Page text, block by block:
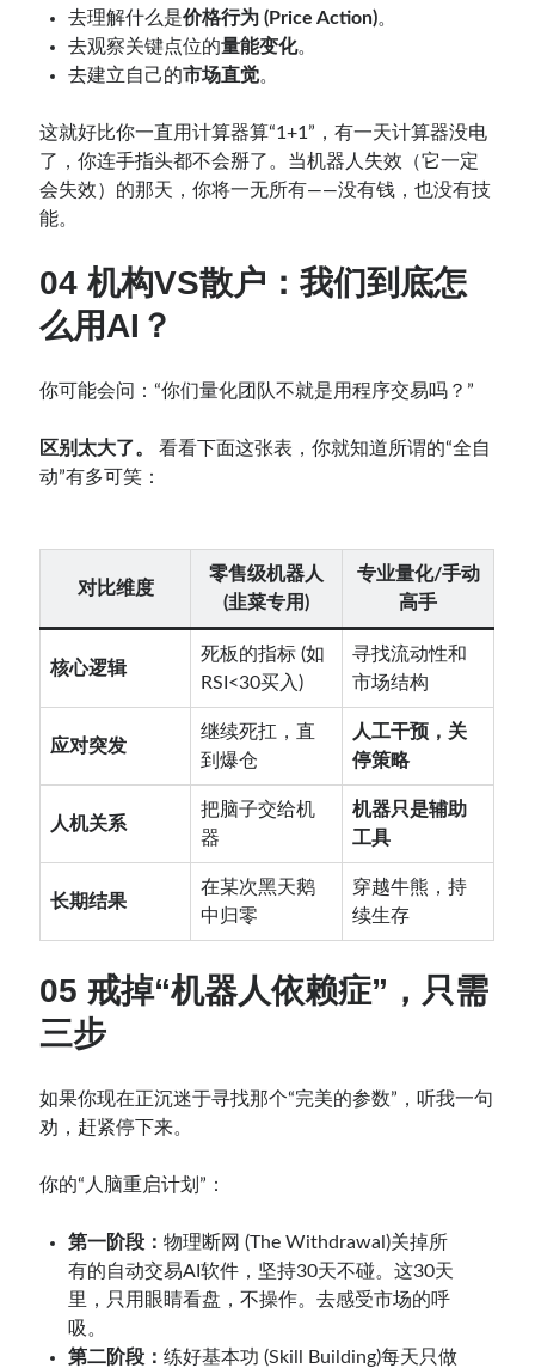
去理解什么是价格行为 (Price Action)。
去观察关键点位的量能变化。
去建立自己的市场直觉。
这就好比你一直用计算器算“1+1”，有一天计算器没电
了，你连手指头都不会掰了。当机器人失效（它一定
会失效）的那天，你将一无所有——没有钱，也没有技
能。
04 机构VS散户：我们到底怎
么用AI？
你可能会问：“你们量化团队不就是用程序交易吗？”
区别太大了。
看看下面这张表，你就知道所谓的“全自
动”有多可笑：
对比维度
零售级机器人
(韭菜专用)
专业量化/手动
高手
核心逻辑
死板的指标 (如
RSI<30买入)
寻找流动性和
市场结构
应对突发
继续死扛，直
到爆仓
人工干预，关
停策略
人机关系
把脑子交给机
器
机器只是辅助
工具
长期结果
在某次黑天鹅
中归零
穿越牛熊，持
续生存
05 戒掉“机器人依赖症”，只需
三步
如果你现在正沉迷于寻找那个“完美的参数”，听我一句
劝，赶紧停下来。
你的“人脑重启计划”：
第一阶段：物理断网 (The Withdrawal)关掉所
有的自动交易AI软件，坚持30天不碰。这30天
里，只用眼睛看盘，不操作。去感受市场的呼
吸。
第二阶段：练好基本功 (Skill Building)每天只做